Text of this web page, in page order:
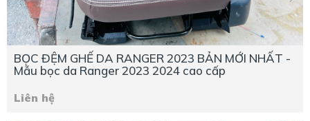
BỌC ĐỆM GHẾ DA RANGER 2023 BẢN MỚI NHẤT -
Mẫu bọc da Ranger 2023 2024 cao cấp
Liên hệ